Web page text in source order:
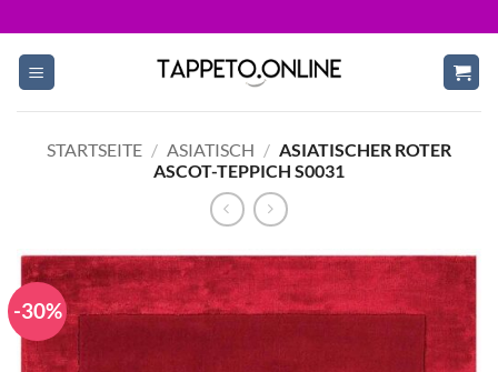
to
content
STARTSEITE / ASIATISCH / ASIATISCHER ROTER
ASCOT-TEPPICH S0031
-30%